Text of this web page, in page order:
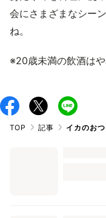
会にさまざまなシー
ね。
※20歳未満の飲酒はや
TOP 記事 イカのお